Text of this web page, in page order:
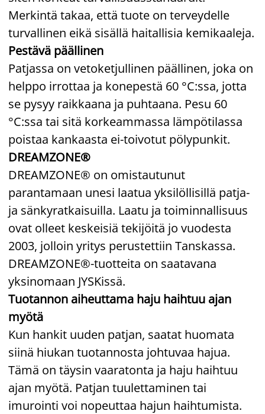
Merkintä takaa, että tuote on terveydelle
turvallinen eikä sisällä haitallisia kemikaaleja.
Pestävä päällinen
Patjassa on vetoketjullinen päällinen, joka on
helppo irrottaa ja konepestä 60 °C:ssa, jotta
se pysyy raikkaana ja puhtaana. Pesu 60
°C:ssa tai sitä korkeammassa lämpötilassa
poistaa kankaasta ei-toivotut pölypunkit.
DREAMZONE®
DREAMZONE® on omistautunut
parantamaan unesi laatua yksilöllisillä patja-
ja sänkyratkaisuilla. Laatu ja toiminnallisuus
ovat olleet keskeisiä tekijöitä jo vuodesta
2003, jolloin yritys perustettiin Tanskassa.
DREAMZONE®-tuotteita on saatavana
yksinomaan JYSKissä.
Tuotannon aiheuttama haju haihtuu ajan
myötä
Kun hankit uuden patjan, saatat huomata
siinä hiukan tuotannosta johtuvaa hajua.
Tämä on täysin vaaratonta ja haju haihtuu
ajan myötä. Patjan tuulettaminen tai
imurointi voi nopeuttaa hajun haihtumista.